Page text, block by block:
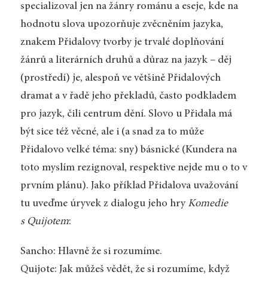
specializoval jen na žánry románu a eseje, kde na
hodnotu slova upozorňuje zvěcněním jazyka,
znakem Přidalovy tvorby je trvalé doplňování
žánrů a literárních druhů a důraz na jazyk – děj
(prostředí) je, alespoň ve většině Přidalových
dramat a v řadě jeho překladů, často podkladem
pro jazyk, čili centrum dění. Slovo u Přidala má
být sice též věcné, ale i (a snad za to může
Přidalovo velké téma: sny) básnické (Kundera na
toto myslím rezignoval, respektive nejde mu o to v
prvním plánu). Jako příklad Přidalova uvažování
tu uveďme úryvek z dialogu jeho hry Komedie
s Quijotem:
Sancho: Hlavně že si rozumíme.
Quijote: Jak můžeš vědět, že si rozumíme, když